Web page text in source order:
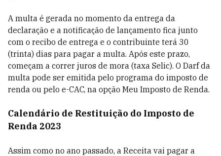
A multa é gerada no momento da entrega da
declaração e a notificação de lançamento fica junto
com o recibo de entrega e o contribuinte terá 30
(trinta) dias para pagar a multa. Após este prazo,
começam a correr juros de mora (taxa Selic). O Darf da
multa pode ser emitida pelo programa do imposto de
renda ou pelo e-CAC, na opção Meu Imposto de Renda.
Calendário de Restituição do Imposto de
Renda 2023
Assim como no ano passado, a Receita vai pagar a